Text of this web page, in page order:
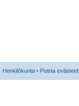
Henkilökunta • Poista evästeet